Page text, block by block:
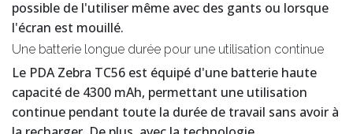
possible de l'utiliser même avec des gants ou lorsque
l'écran est mouillé.
Une batterie longue durée pour une utilisation continue
Le PDA Zebra TC56 est équipé d'une batterie haute
capacité de 4300 mAh, permettant une utilisation
continue pendant toute la durée de travail sans avoir à